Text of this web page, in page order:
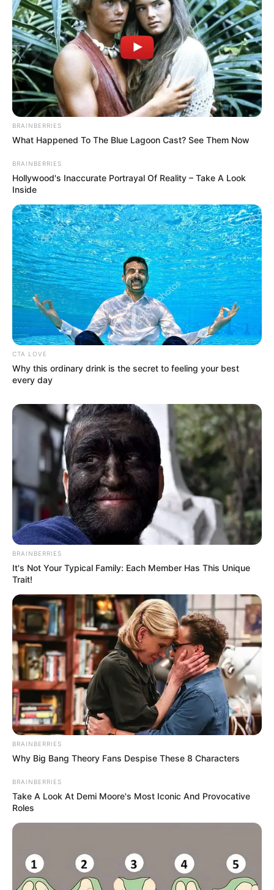
BRAINBERRIES
What Happened To The Blue Lagoon Cast? See Them Now
BRAINBERRIES
Hollywood's Inaccurate Portrayal Of Reality – Take A Look
Inside
CTA LOVE
Why this ordinary drink is the secret to feeling your best
every day
BRAINBERRIES
It's Not Your Typical Family: Each Member Has This Unique
Trait!
BRAINBERRIES
Why Big Bang Theory Fans Despise These 8 Characters
BRAINBERRIES
Take A Look At Demi Moore's Most Iconic And Provocative
Roles